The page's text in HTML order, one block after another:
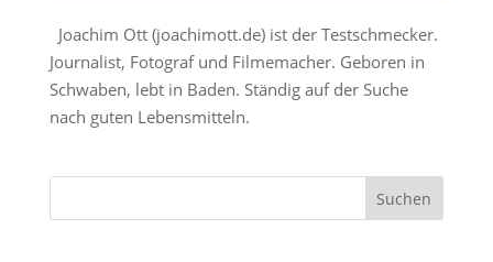
Joachim Ott (joachimott.de) ist der Testschmecker.
Journalist, Fotograf und Filmemacher. Geboren in
Schwaben, lebt in Baden. Ständig auf der Suche
nach guten Lebensmitteln.